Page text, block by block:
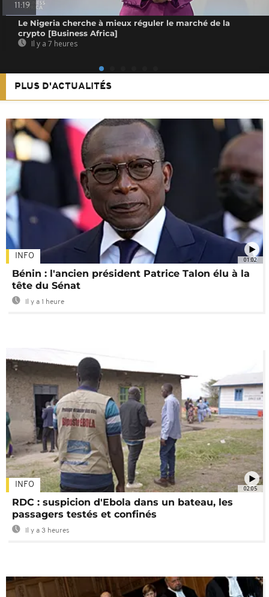
11:19
Le Nigeria cherche à mieux réguler le marché de la
crypto [Business Africa]
Il y a 7 heures
PLUS D'ACTUALITÉS
01:02
INFO
Bénin : l'ancien président Patrice Talon élu à la
tête du Sénat
Il y a 1 heure
02:05
INFO
RDC : suspicion d'Ebola dans un bateau, les
passagers testés et confinés
Il y a 3 heures